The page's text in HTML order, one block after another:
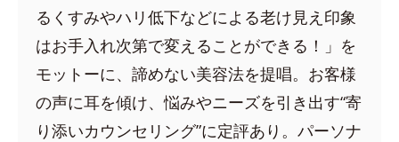
るくすみやハリ低下などによる老け見え印象
はお手入れ次第で変えることができる！」を
モットーに、諦めない美容法を提唱。お客様
の声に耳を傾け、悩みやニーズを引き出す“寄
り添いカウンセリング”に定評あり。パーソナ